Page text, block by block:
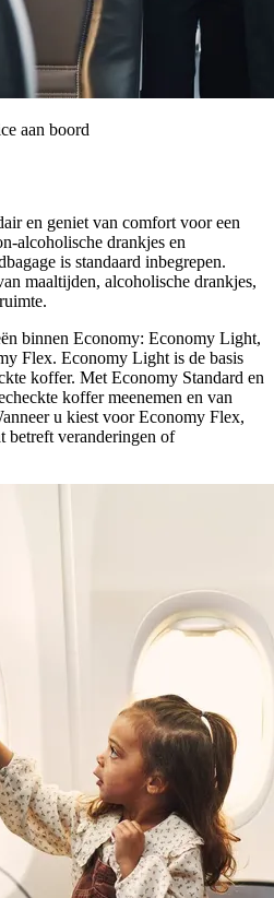
aan boord
en geniet van comfort voor een
alcoholische drankjes en
is standaard inbegrepen.
maaltijden, alcoholische drankjes,
binnen Economy: Economy Light,
Flex. Economy Light is de basis
koffer. Met Economy Standard en
koffer meenemen en van
u kiest voor Economy Flex,
veranderingen of